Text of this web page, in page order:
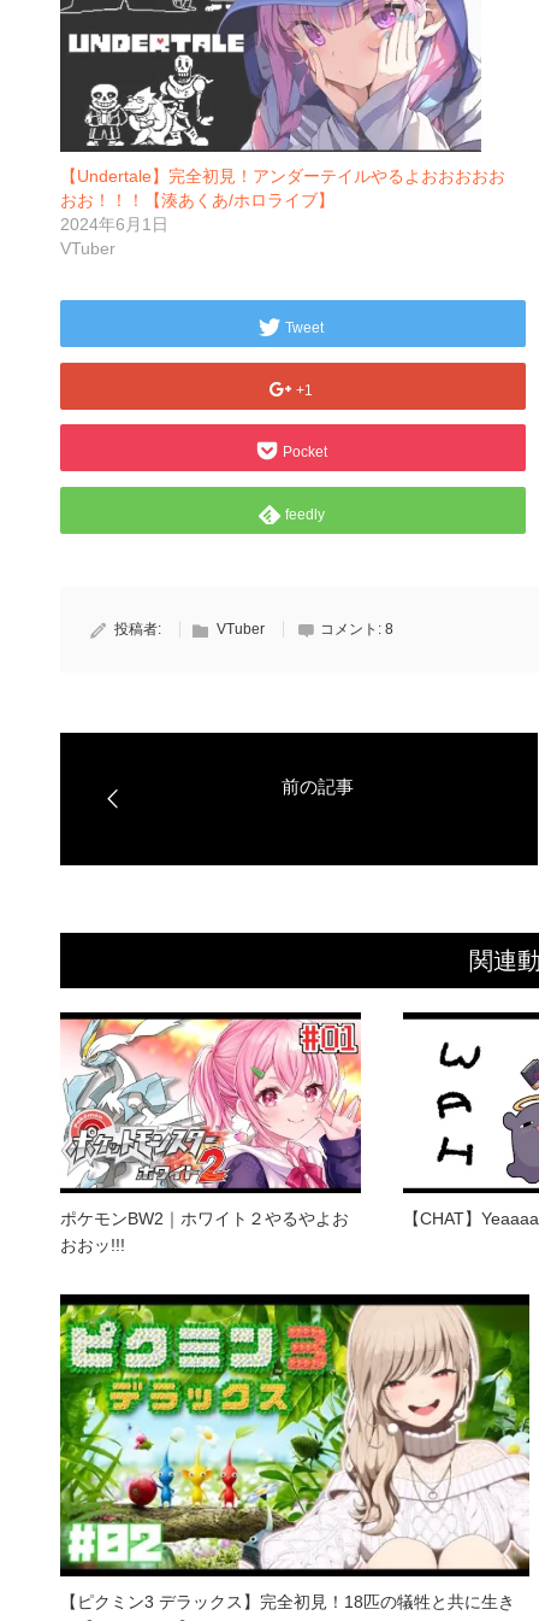
【Undertale】完全初見！アンダーテイルやるよおおおおお
おお！！！【湊あくあ/ホロライブ】
2024年6月1日
VTuber
Tweet
+1
Pocket
feedly
投稿者: VTuber コメント: 8
関連
ポケモンBW2｜ホワイト２やるやよお
おおッ!!!
【CHAT】
【ピクミン3 デラックス】完全初見！18匹の犠牲と共に生き